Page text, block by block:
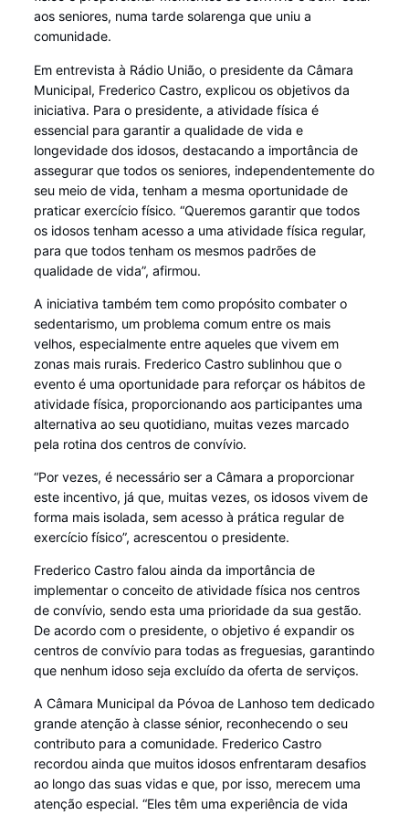
aos seniores, numa tarde solarenga que uniu a
comunidade.
Em entrevista à Rádio União, o presidente da Câmara
Municipal, Frederico Castro, explicou os objetivos da
iniciativa. Para o presidente, a atividade física é
essencial para garantir a qualidade de vida e
longevidade dos idosos, destacando a importância de
assegurar que todos os seniores, independentemente do
seu meio de vida, tenham a mesma oportunidade de
praticar exercício físico. “Queremos garantir que todos
os idosos tenham acesso a uma atividade física regular,
para que todos tenham os mesmos padrões de
qualidade de vida”, afirmou.
A iniciativa também tem como propósito combater o
sedentarismo, um problema comum entre os mais
velhos, especialmente entre aqueles que vivem em
zonas mais rurais. Frederico Castro sublinhou que o
evento é uma oportunidade para reforçar os hábitos de
atividade física, proporcionando aos participantes uma
alternativa ao seu quotidiano, muitas vezes marcado
pela rotina dos centros de convívio.
“Por vezes, é necessário ser a Câmara a proporcionar
este incentivo, já que, muitas vezes, os idosos vivem de
forma mais isolada, sem acesso à prática regular de
exercício físico”, acrescentou o presidente.
Frederico Castro falou ainda da importância de
implementar o conceito de atividade física nos centros
de convívio, sendo esta uma prioridade da sua gestão.
De acordo com o presidente, o objetivo é expandir os
centros de convívio para todas as freguesias, garantindo
que nenhum idoso seja excluído da oferta de serviços.
A Câmara Municipal da Póvoa de Lanhoso tem dedicado
grande atenção à classe sénior, reconhecendo o seu
contributo para a comunidade. Frederico Castro
recordou ainda que muitos idosos enfrentaram desafios
ao longo das suas vidas e que, por isso, merecem uma
atenção especial. “Eles têm uma experiência de vida